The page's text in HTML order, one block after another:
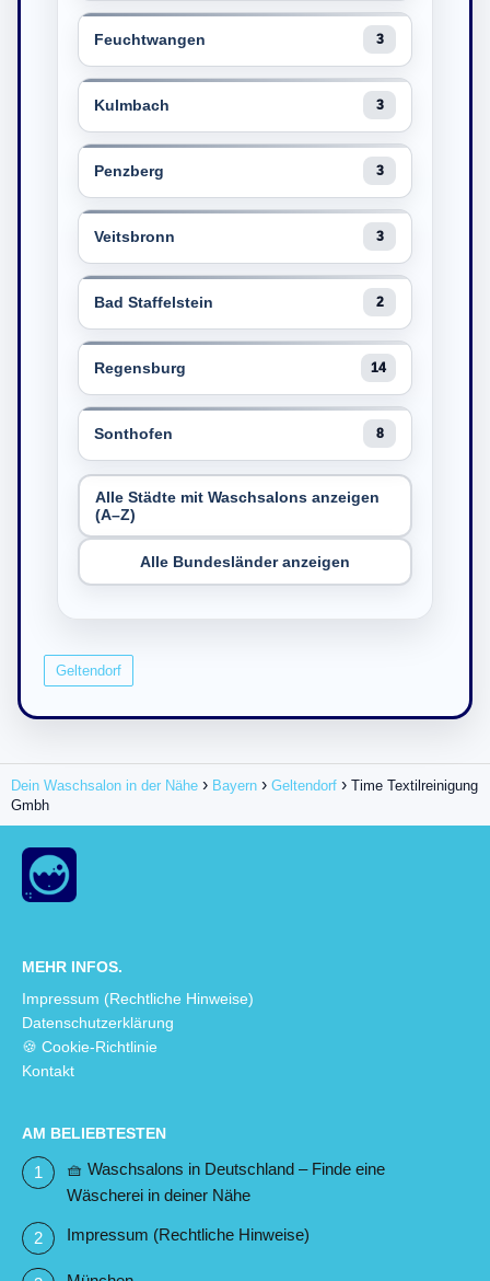
Feuchtwangen 3
Kulmbach 3
Penzberg 3
Veitsbronn 3
Bad Staffelstein 2
Regensburg 14
Sonthofen 8
Alle Städte mit Waschsalons anzeigen
(A–Z)
Alle Bundesländer anzeigen
Geltendorf
Dein Waschsalon in der Nähe Bayern Geltendorf
Time Textilreinigung
Gmbh
MEHR INFOS.
Impressum (Rechtliche Hinweise)
Datenschutzerklärung
🍪 Cookie-Richtlinie
Kontakt
AM BELIEBTESTEN
🧺 Waschsalons in Deutschland – Finde eine
Wäscherei in deiner Nähe
Impressum (Rechtliche Hinweise)